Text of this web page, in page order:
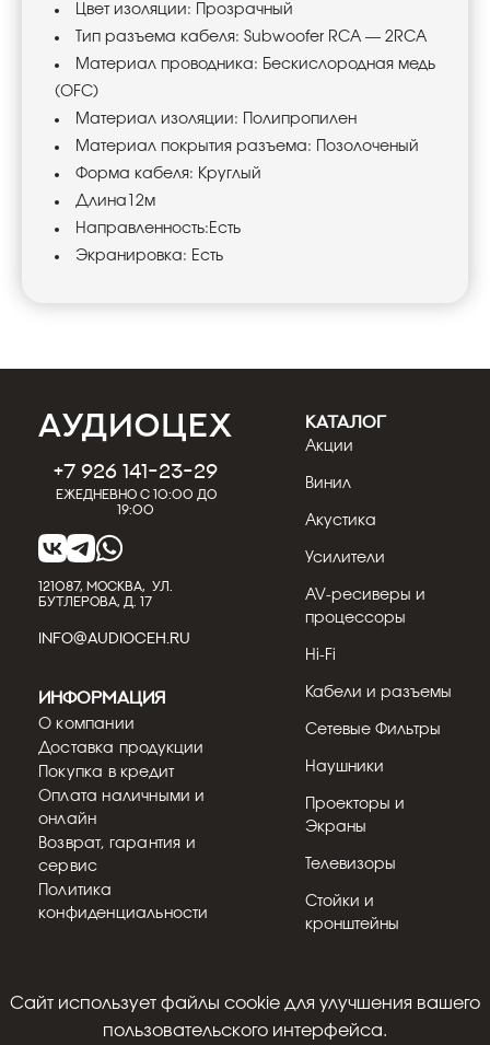
Цвет изоляции: Прозрачный
Тип разъема кабеля: Subwoofer RCA — 2RCA
Материал проводника: Беcкислородная медь
(OFC)
Материал изоляции: Полипропилен
Материал покрытия разъема: Позолоченый
Форма кабеля: Круглый
Длина12м
Направленность:Есть
Экранировка: Есть
+7 926 141-23-29
Ежедневно с 10:00 до
19:00
121087, МОСКВА, УЛ.
БУТЛЕРОВА, Д. 17
INFO@AUDIOCEH.RU
КАТАЛОГ
Акции
Винил
Акустика
Усилители
AV-ресиверы и
процессоры
Hi-Fi
Кабели и разъемы
Сетевые Фильтры
Наушники
Проекторы и
Экраны
Телевизоры
Стойки и
кронштейны
Информация
О компании
Доставка продукции
Покупка в кредит
Оплата наличными и
онлайн
Возврат, гарантия и
сервис
Политика
конфиденциальности
© 2018 - 2026
Cайт использует файлы cookie для улучшения вашего
пользовательского интерфейса.